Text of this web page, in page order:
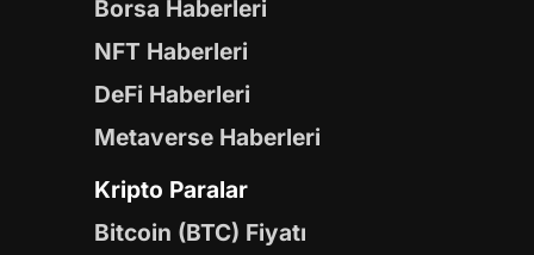
Borsa Haberleri
NFT Haberleri
DeFi Haberleri
Metaverse Haberleri
Kripto Paralar
Bitcoin (BTC) Fiyatı